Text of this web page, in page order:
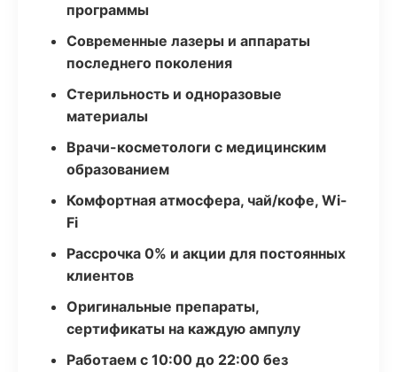
программы
Современные лазеры и аппараты
последнего поколения
Стерильность и одноразовые
материалы
Врачи-косметологи с медицинским
образованием
Комфортная атмосфера, чай/кофе, Wi-
Fi
Рассрочка 0% и акции для постоянных
клиентов
Оригинальные препараты,
сертификаты на каждую ампулу
Работаем с 10:00 до 22:00 без